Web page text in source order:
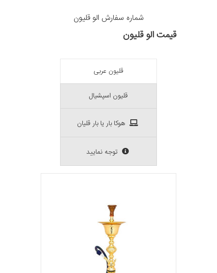
شماره سفارش الو قلیون
قیمت الو قلیون
قلیون عربی
قلیون اسپشیال
هوکا بار یا بار قلیان
توجه نمایید